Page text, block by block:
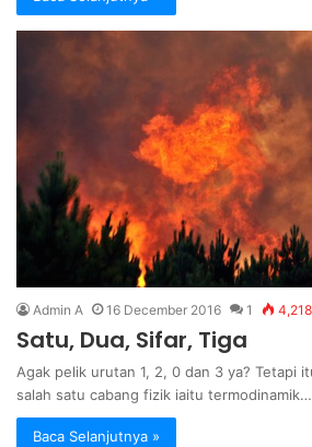
Admin A 16 December 2016 1 4,218
Satu, Dua, Sifar, Tiga
Agak pelik urutan 1, 2, 0 dan 3 ya? Tetapi
salah satu cabang fizik iaitu termodinamik…
Baca Selanjutnya »